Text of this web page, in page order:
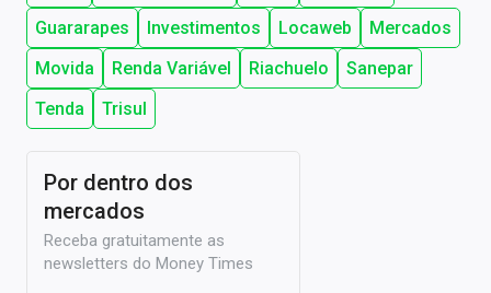
Guararapes
Investimentos Locaweb
Mercados
Movida
Renda Variável Riachuelo
Sanepar
Tenda
Trisul
Por dentro dos
mercados
Receba gratuitamente as
newsletters do Money Times